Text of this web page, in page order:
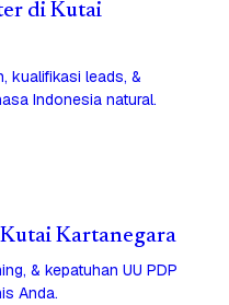
di Kutai
kualifikasi leads, &
Indonesia natural.
Kutai Kartanegara
& kepatuhan UU PDP
Anda.